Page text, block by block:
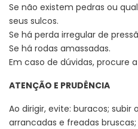
Se não existem pedras ou
seus sulcos.
Se há perda irregular de
Se há rodas amassadas.
Em caso de dúvidas, procure
ATENÇÃO E PRUDÊNCIA
Ao dirigir, evite: buracos;
arrancadas e freadas